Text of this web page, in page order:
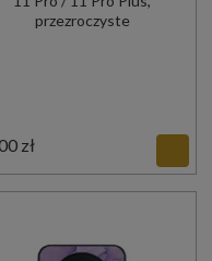
przezroczyste
zł